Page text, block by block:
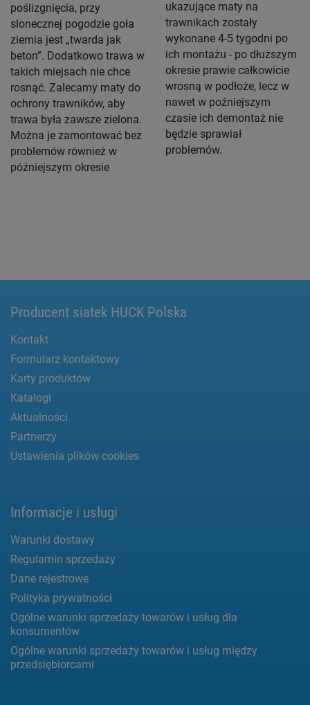
poślizgnięcia, przy
slonecznej pogodzie goła
ziemia jest „twarda jak
beton”. Dodatkowo trawa w
takich miejsach nie chce
rosnąć. Zalecamy maty do
ochrony trawników, aby
trawa była zawsze zielona.
Można je zamontować bez
problemów również w
późniejszym okresie
ukazujące maty na
trawnikach zostały
wykonane 4-5 tygodni po
ich montażu - po dłuższym
okresie prawie całkowicie
wrosną w podłoże, lecz w
nawet w poźniejszym
czasie ich demontaż nie
będzie sprawiał
problemów.
Producent siatek HUCK Polska
Kontakt
Formularz kontaktowy
Karty produktów
Katalogi
Aktualności
Partnerzy
Ustawienia plików cookies
Informacje i usługi
Warunki dostawy
Regulamin sprzedaży
Dane rejestrowe
Polityka prywatności
Ogólne warunki sprzedaży towarów i usług dla
konsumentów
Ogólne warunki sprzedaży towarów i usług między
przedsiębiorcami